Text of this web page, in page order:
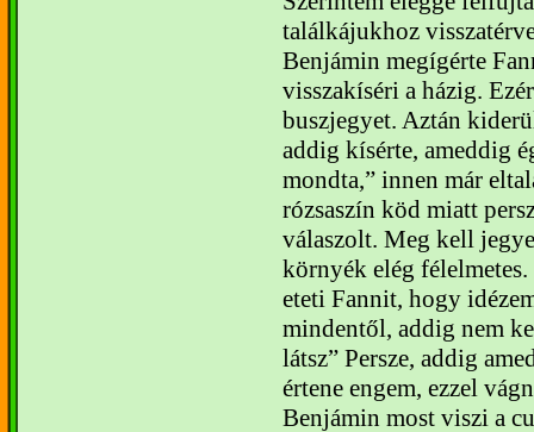
találkájukhoz
Benjámin megígérte
visszakíséri a házig.
buszjegyet. Aztán
addig kísérte, ameddig
mondta,” innen már
rózsaszín köd miatt
válaszolt. Meg kell
környék elég
eteti Fannit, hogy
mindentől, addig nem
látsz” Persze, addig
értene engem, ezzel
Benjámin most viszi a